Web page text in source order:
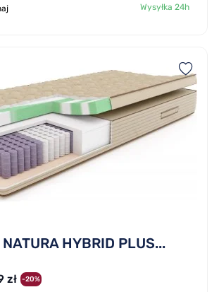
Wysyłka 24h
HYBRID PLUS...
zł -20%